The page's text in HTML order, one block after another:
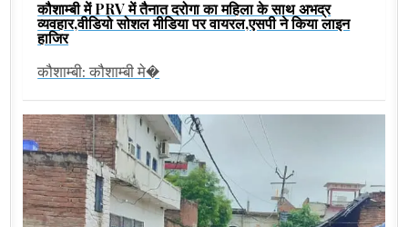
कौशाम्बी में PRV में तैनात दरोगा का महिला के साथ अभद्र
व्यवहार,वीडियो सोशल मीडिया पर वायरल,एसपी ने किया लाइन
हाजिर
कौशाम्बी: कौशाम्बी मे�